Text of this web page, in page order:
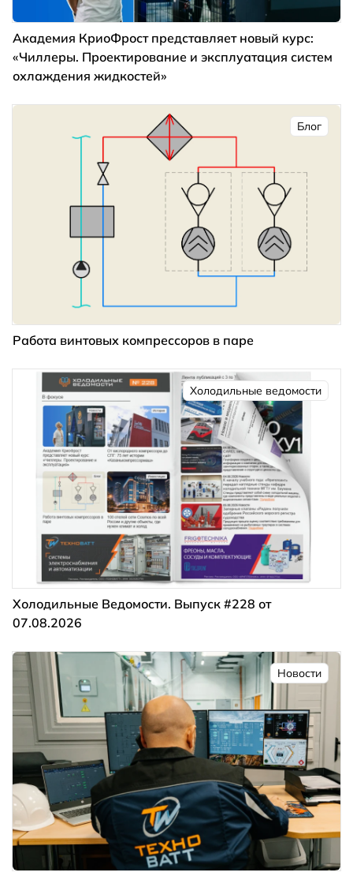
Академия КриоФрост представляет новый курс:
«Чиллеры. Проектирование и эксплуатация систем
охлаждения жидкостей»
Блог
Работа винтовых компрессоров в паре
Холодильные ведомости
Холодильные Ведомости. Выпуск #228 от
07.08.2026
Новости